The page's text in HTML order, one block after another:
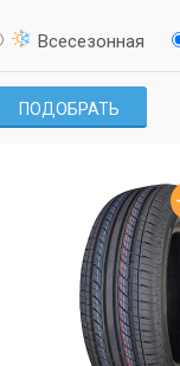
Всесезонная